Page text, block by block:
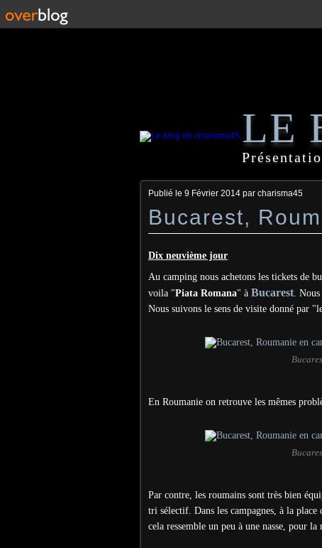
LE
Publié le 9 Février 2014 par charisma45
Bucarest,
Dix neuvième jour
Au camping nous achetons les tickets de
voila "Piata Romana" à Bucarest. Nous
Nous suivons le sens de visite donné par
En Roumanie on retrouve les mêmes
Par contre, les roumains sont très bien
tri sélectif. Dans les campagnes, à la
cela ressemble un peu à une nasse, pour